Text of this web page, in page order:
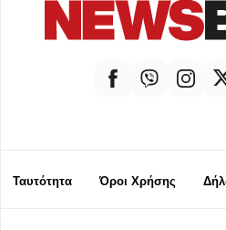
Ταυτότητα Όροι Χρήσης